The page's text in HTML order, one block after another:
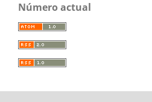
Número actual